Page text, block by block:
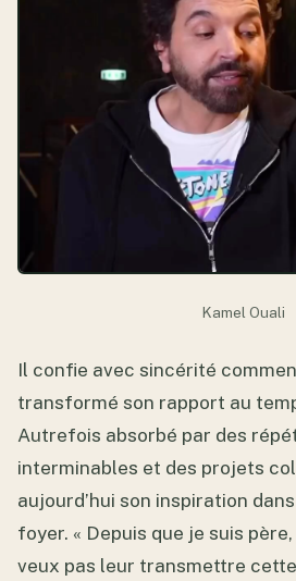
Kamel Ouali
Il confie avec sincérité
transformé son rapport au
Autrefois absorbé par des
interminables et des projets
aujourd’hui son inspiration
foyer. « Depuis que je suis père,
veux pas leur transmettre cette